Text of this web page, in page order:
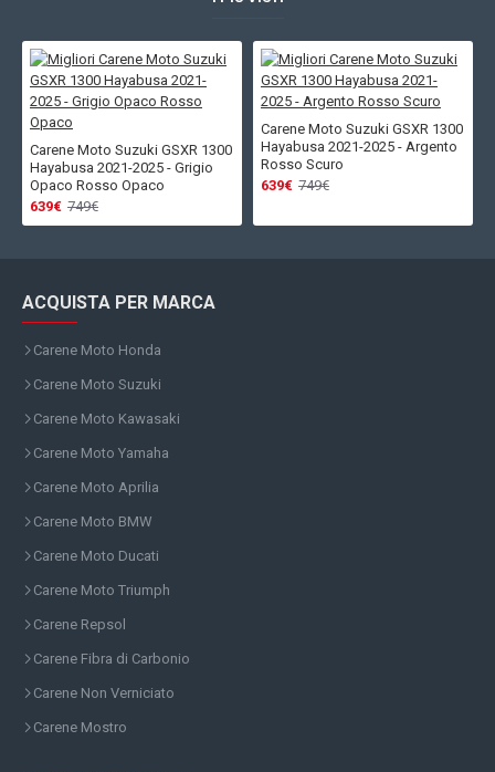
Carene Moto Suzuki GSXR 1300
Hayabusa 2021-2025 - Grigio
Opaco Rosso Opaco
639€ 749€
Carene Moto Suzuki GSXR 1300
Hayabusa 2021-2025 - Argento
Rosso Scuro
639€ 749€
ACQUISTA PER MARCA
Carene Moto Honda
Carene Moto Suzuki
Carene Moto Kawasaki
Carene Moto Yamaha
Carene Moto Aprilia
Carene Moto BMW
Carene Moto Ducati
Carene Moto Triumph
Carene Repsol
Carene Fibra di Carbonio
Carene Non Verniciato
Carene Mostro